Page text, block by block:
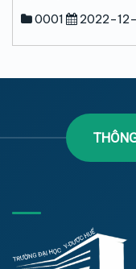
0001
2022-